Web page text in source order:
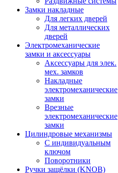
Замки накладные
Для легких дверей
Для металлических
дверей
Электромеханические
замки и аксессуары
Аксессуары для элек.
мех. замков
Накладные
электромеханические
замки
Врезные
электромеханические
замки
Цилиндровые механизмы
С индивидуальным
ключом
Поворотники
Ручки защёлки (KNOB)